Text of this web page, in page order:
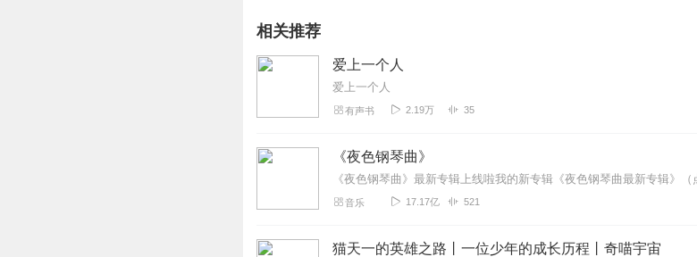
相关推荐
爱上一个人
爱上一个人
有声书 2.19万 35
《夜色钢琴曲》
音乐 17.17亿 521
猫天一的英雄之路丨一位少年的成长历程丨奇喵宇宙